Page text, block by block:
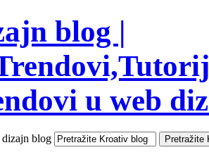
blog |
u web
blog